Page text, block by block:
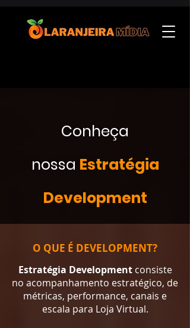
Conheça
nossa Estratégia
Development
O QUE É DEVELOPMENT?
Estratégia Developmentconsiste
no acompanhamento estratégico, de
métricas, performance, canais e
escala para Loja Virtual.